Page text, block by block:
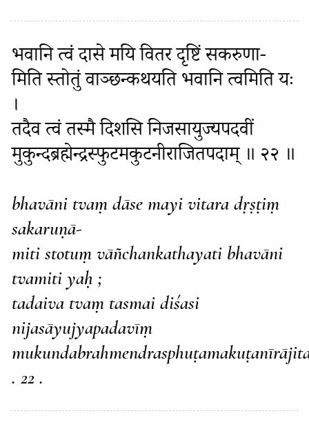
भवानि त्वं दासे मयि वितर दृष्टिं सकरुणा-
मिति स्तोतुं वाञ्छन्कथयति भवानि त्वमिति यः
।
तदैव त्वं तस्मै दिशसि निजसायुज्यपदवीं
मुकुन्दब्रह्मेन्द्रस्फुटमकुटनीराजितपदाम् ॥ २२ ॥
bhavāni tvaṃ dāse mayi vitara dṛṣṭiṃ
sakaruṇā-
miti stotuṃ vāñchankathayati bhavāni
tvamiti yaḥ ;
tadaiva tvaṃ tasmai diśasi
nijasāyujyapadavīṃ
. 22 .